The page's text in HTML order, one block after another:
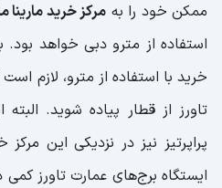
ممکن خود را به مرکز خرید مارینا
استفاده از مترو دبی خواهد
خرید با استفاده از مترو، لازم
تاورز از قطار پیاده شوید.
پراپرتیز نیز در نزدیکی این
ایستگاه برج‌های عمارت تاورز